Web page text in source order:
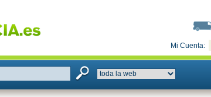
Mi Cuenta: